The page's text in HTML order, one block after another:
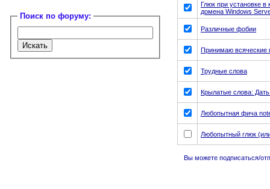
Поиск по форуму:
Глюк при установке в
домена Windows
Различные фобии
Принимаю всяческие
Трудные слова
Крылатые слова:
Любопытная фича
Любопытный глюк
Вы можете подписаться/